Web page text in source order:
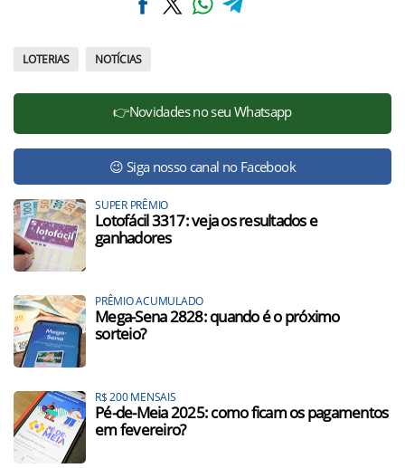
LOTERIAS NOTÍCIAS
👉Novidades no seu Whatsapp
😉 Siga nosso canal no Facebook
SUPER PRÊMIO
Lotofácil 3317: veja os resultados e
ganhadores
PRÊMIO ACUMULADO
Mega-Sena 2828: quando é o próximo
sorteio?
R$ 200 MENSAIS
Pé-de-Meia 2025: como ficam os pagamentos
em fevereiro?